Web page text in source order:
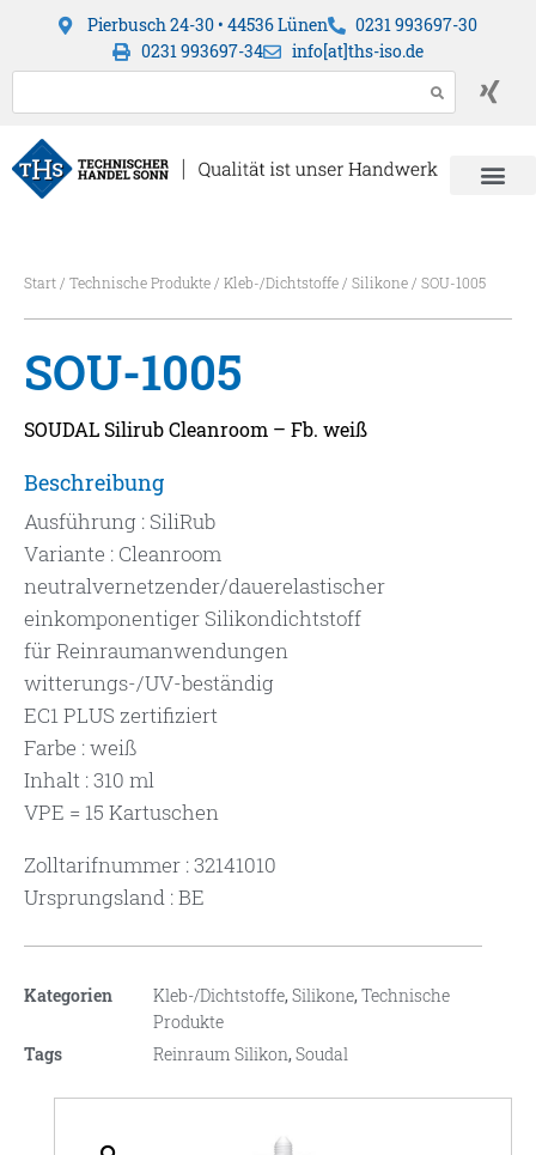
Pierbusch 24-30 • 44536 Lünen
0231 993697-30
0231 993697-34
info[at]ths-iso.de
Start/ Technische Produkte/ Kleb-/Dichtstoffe/ Silikone/ SOU-1005
SOU-1005
SOUDAL Silirub Cleanroom – Fb. weiß
Beschreibung
Ausführung : SiliRub
Variante : Cleanroom
neutralvernetzender/dauerelastischer
einkomponentiger Silikondichtstoff
für Reinraumanwendungen
witterungs-/UV-beständig
EC1 PLUS zertifiziert
Farbe : weiß
Inhalt : 310 ml
VPE = 15 Kartuschen
Zolltarifnummer : 32141010
Ursprungsland : BE
Kategorien Kleb-/Dichtstoffe,Silikone,Technische
Produkte
Tags
Reinraum Silikon,Soudal